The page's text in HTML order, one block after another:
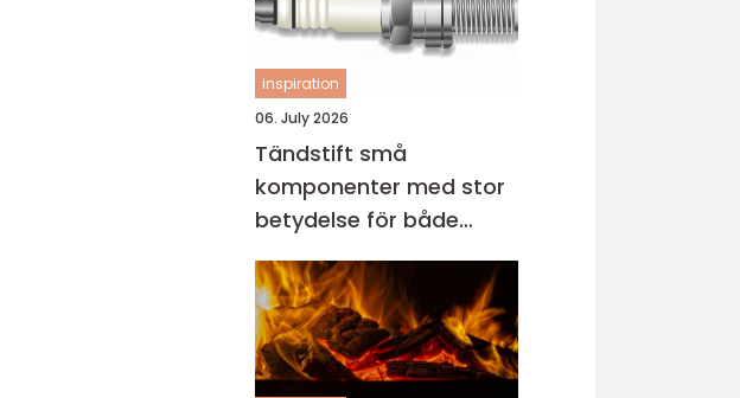
inspiration
06. July 2026
Tändstift små
komponenter med stor
betydelse för både
motor och miljö